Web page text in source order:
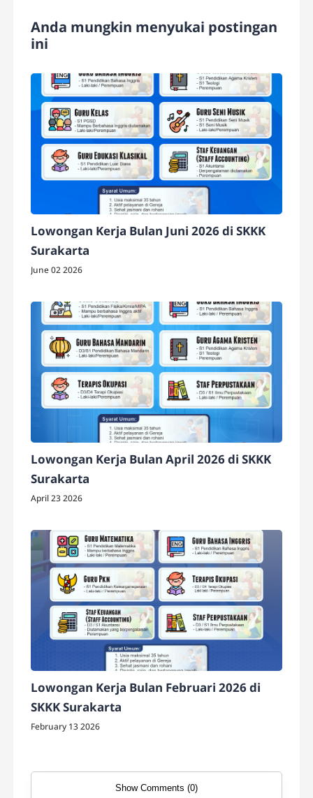
Anda mungkin menyukai postingan
ini
Lowongan Kerja Bulan Juni 2026 di SKKK
Surakarta
June 02 2026
Lowongan Kerja Bulan April 2026 di SKKK
Surakarta
April 23 2026
Lowongan Kerja Bulan Februari 2026 di
SKKK Surakarta
February 13 2026
Show Comments (0)